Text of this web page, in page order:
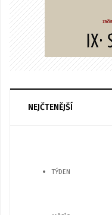
NEJČTENĚJŠÍ
TÝDEN